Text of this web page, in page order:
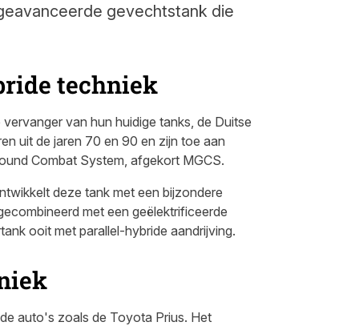
gevechtstank die
techniek
van hun huidige tanks, de Duitse
uit de jaren 70 en 90 en zijn toe aan
Combat System, afgekort MGCS.
deze tank met een bijzondere
met een geëlektrificeerde
ooit met parallel-hybride aandrijving.
auto's zoals de Toyota Prius. Het